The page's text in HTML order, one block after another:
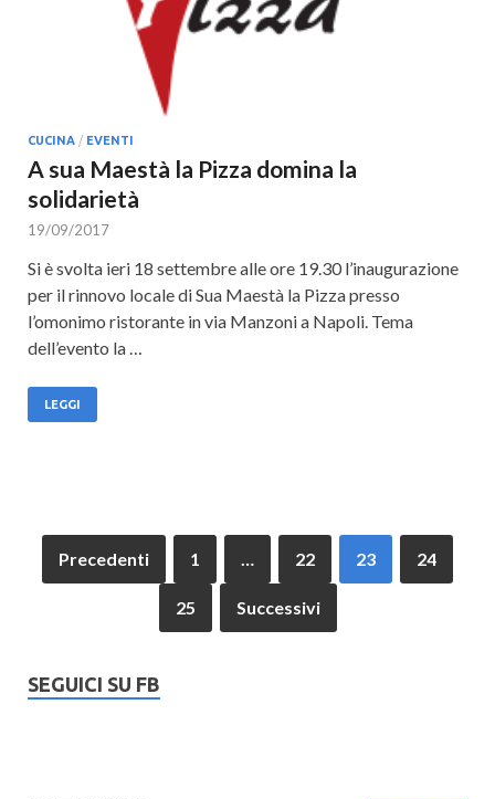
CUCINA / EVENTI
A sua Maestà la Pizza domina la
solidarietà
19/09/2017
Si è svolta ieri 18 settembre alle ore 19.30 l’inaugurazione
per il rinnovo locale di Sua Maestà la Pizza presso
l’omonimo ristorante in via Manzoni a Napoli. Tema
dell’evento la …
LEGGI
Precedenti 1 … 22 23 24
25 Successivi
SEGUICI SU FB